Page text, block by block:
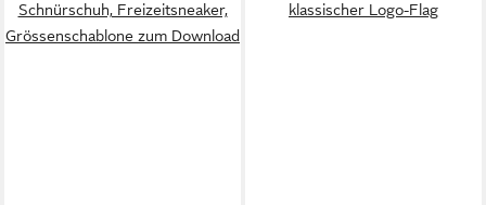
Schnürschuh, Freizeitsneaker,
Grössenschablone zum Download
klassischer Logo-Flag